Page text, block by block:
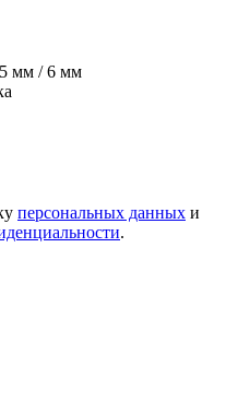
5 мм / 6 мм
персональных данных и
.